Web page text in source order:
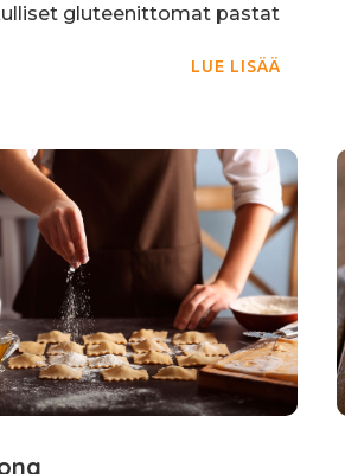
gluteenittomat pastat
LUE LISÄÄ